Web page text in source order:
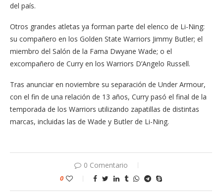
del país.
Otros grandes atletas ya forman parte del elenco de Li-Ning:
su compañero en los Golden State Warriors Jimmy Butler; el
miembro del Salón de la Fama Dwyane Wade; o el
excompañero de Curry en los Warriors D’Angelo Russell.
Tras anunciar en noviembre su separación de Under Armour,
con el fin de una relación de 13 años, Curry pasó el final de la
temporada de los Warriors utilizando zapatillas de distintas
marcas, incluidas las de Wade y Butler de Li-Ning.
0 Comentario
0